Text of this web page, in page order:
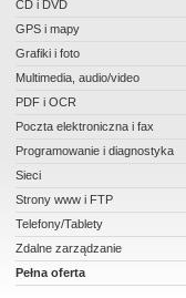
CD i DVD
GPS i mapy
Grafiki i foto
Multimedia, audio/video
PDF i OCR
Poczta elektroniczna i fax
Programowanie i diagnostyka
Sieci
Strony www i FTP
Telefony/Tablety
Zdalne zarządzanie
Pełna oferta